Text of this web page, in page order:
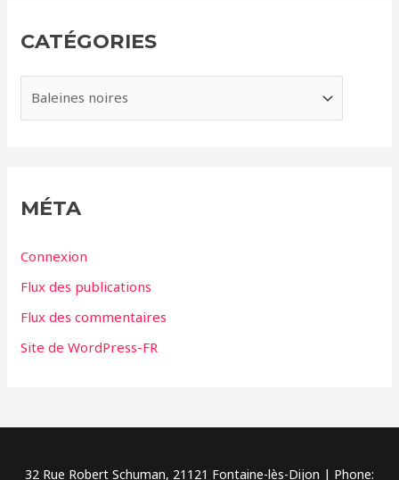
e
CATÉGORIES
a
r
MÉTA
Connexion
Flux des publications
Flux des commentaires
Site de WordPress-FR
32 Rue Robert Schuman, 21121 Fontaine-lès-Dijon | Phone: